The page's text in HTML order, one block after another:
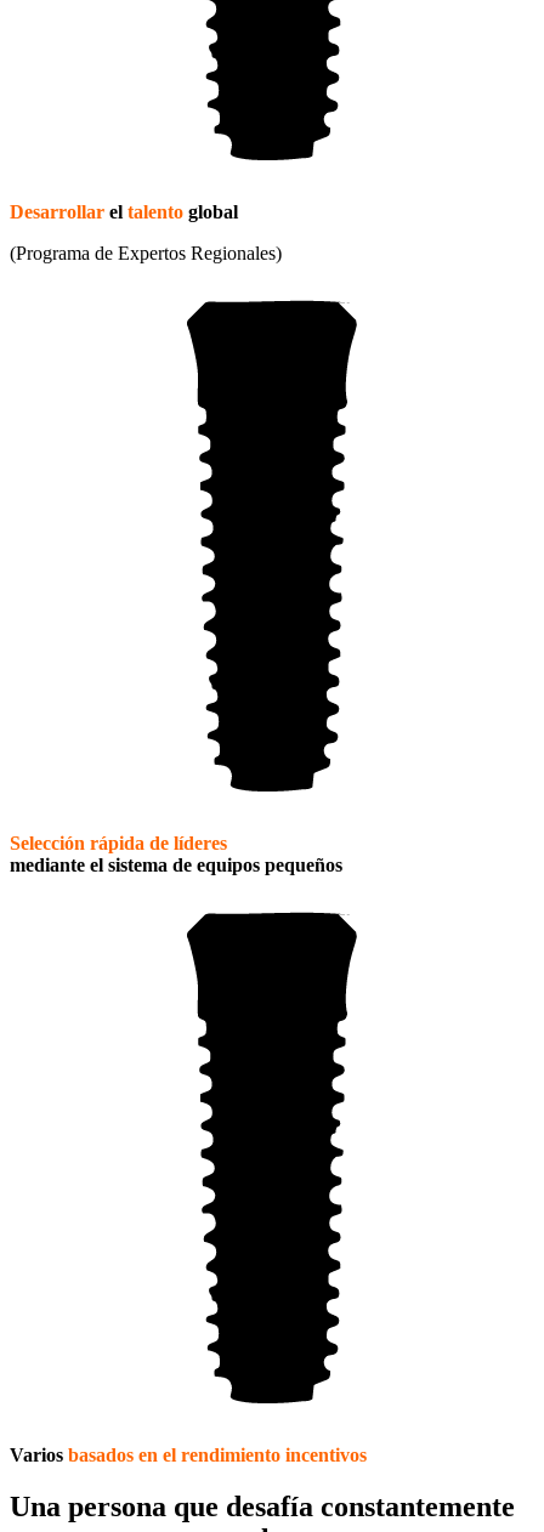
Desarrollar el talento global
(Programa de Expertos Regionales)
Selección rápida de líderes
mediante el sistema de equipos pequeños
Varios basados en el rendimiento incentivos
Una persona que desafía constantemente